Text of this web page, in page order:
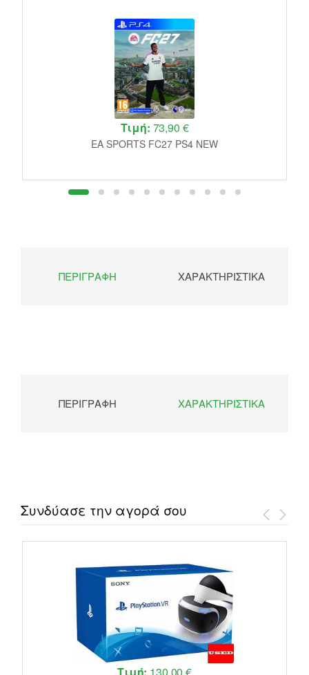
Τιμή: 73,90 €
EA SPORTS FC27 PS4 NEW
ΠΕΡΙΓΡΑΦΉ ΧΑΡΑΚΤΗΡΙΣΤΙΚΆ
ΠΕΡΙΓΡΑΦΉ ΧΑΡΑΚΤΗΡΙΣΤΙΚΆ
Συνδύασε την αγορά σου
Τιμή: 130,00 €